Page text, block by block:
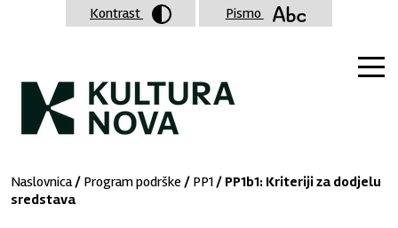
Naslovnica/ Program podrške / PP1/ PP1b1: Kriteriji za dodjelu
sredstava
Kontrast Pismo